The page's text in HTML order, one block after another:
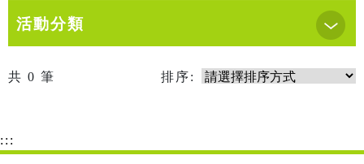
活動分類
共 0 筆 排序:
:::